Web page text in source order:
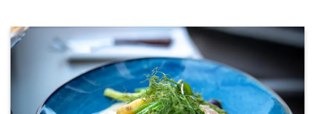
Statistik
Statistik-cookies
används för att
förstå hur besökare